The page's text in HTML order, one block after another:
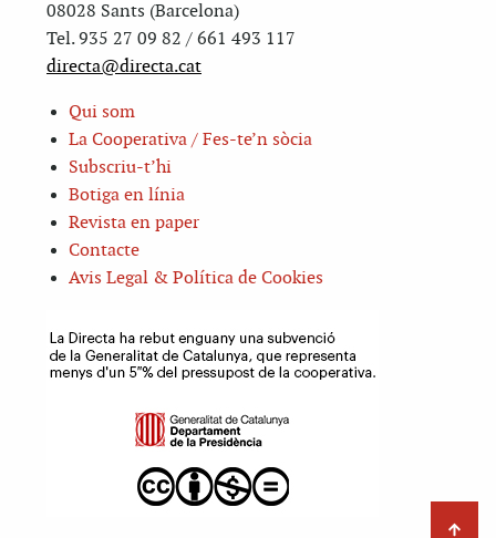
08028 Sants (Barcelona)
Tel. 935 27 09 82 / 661 493 117
directa@directa.cat
Qui som
La Cooperativa / Fes-te’n sòcia
Subscriu-t’hi
Botiga en línia
Revista en paper
Contacte
Avis Legal & Política de Cookies